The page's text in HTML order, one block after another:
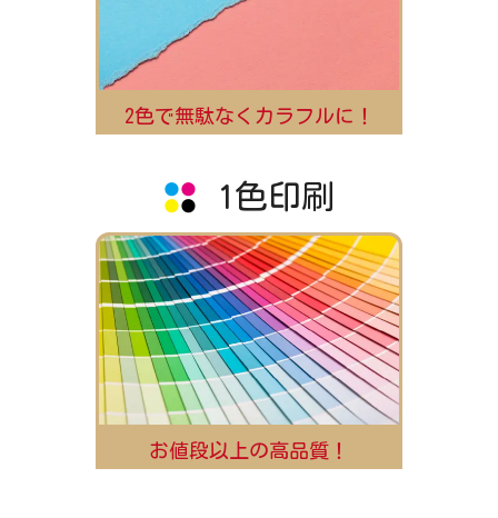
2色で無駄なくカラフルに！
1色印刷
お値段以上の高品質！